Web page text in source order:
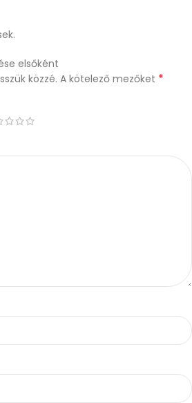
elsőként
közzé. A kötelező mezőket *